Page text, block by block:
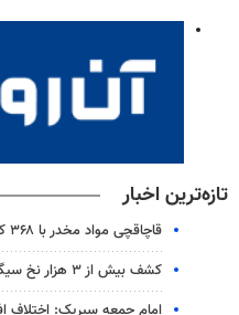
تازه‌ترین اخبار
قاچاقچی مواد مخدر با ۳۶۸ کیلو تریاک در داراب دستگیر شد
کشف بیش از ۳ هزار نخ سیگار خارجی قاچاق و مواد مخدر در مرند
امام جمعه سیریک: اختلاف